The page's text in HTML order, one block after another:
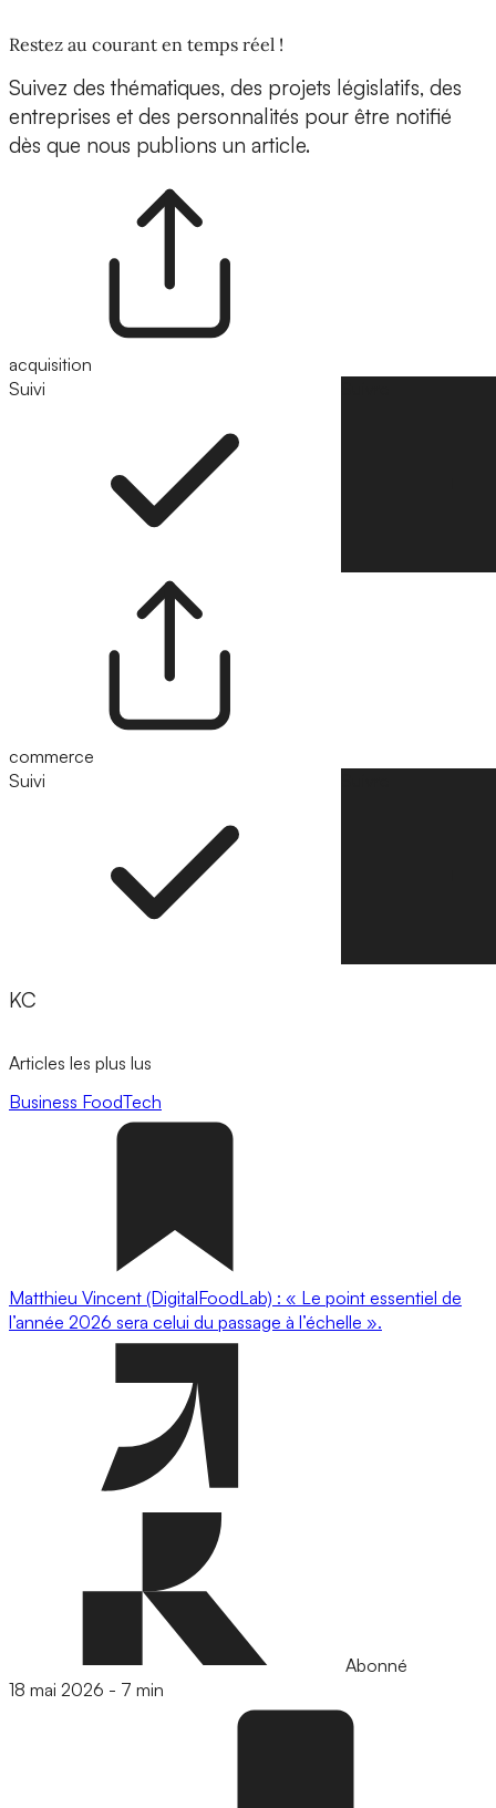
Restez au courant en temps réel !
Suivez des thématiques, des projets législatifs, des
entreprises et des personnalités pour être notifié
dès que nous publions un article.
acquisition
Suivi
commerce
Suivi
KC
Articles les plus lus
Business FoodTech
Matthieu Vincent (DigitalFoodLab) : « Le point essentiel de
l’année 2026 sera celui du passage à l’échelle ».
Abonné
18 mai 2026 - 7 min